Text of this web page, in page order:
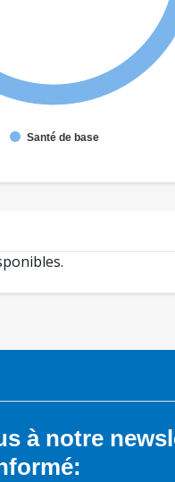
Santé de base
à notre